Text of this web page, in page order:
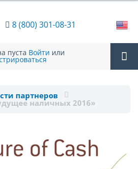
8 (800) 301-08-31
пуста Войти или
партнеров
наличных 2016»